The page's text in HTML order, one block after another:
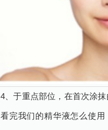
4、于重点部位，在首次涂
看完我们的精华液怎么使